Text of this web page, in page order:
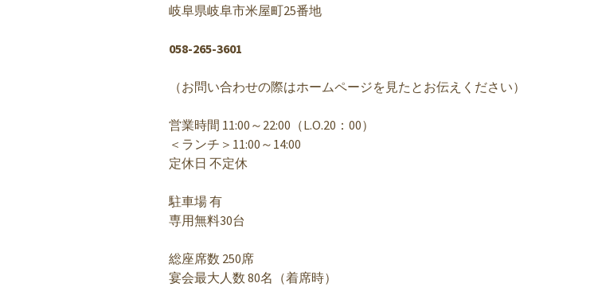
岐阜県岐阜市米屋町25番地
058-265-3601
（お問い合わせの際はホームページを見たとお伝えください）
営業時間 11:00～22:00（L.O.20：00）
＜ランチ＞11:00～14:00
定休日 不定休
駐車場 有
専用無料30台
総座席数 250席
宴会最大人数 80名（着席時）